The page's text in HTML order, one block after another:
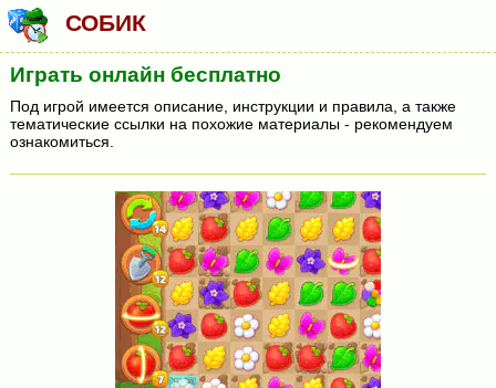
СОБИК
Играть онлайн бесплатно
Под игрой имеется описание, инструкции и правила, а также
тематические ссылки на похожие материалы - рекомендуем
ознакомиться.